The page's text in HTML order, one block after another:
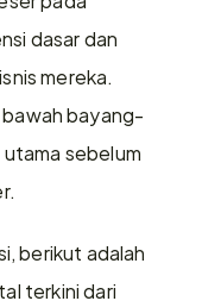
dasar dan
mereka.
bawah bayang-
sebelum
berikut adalah
terkini dari